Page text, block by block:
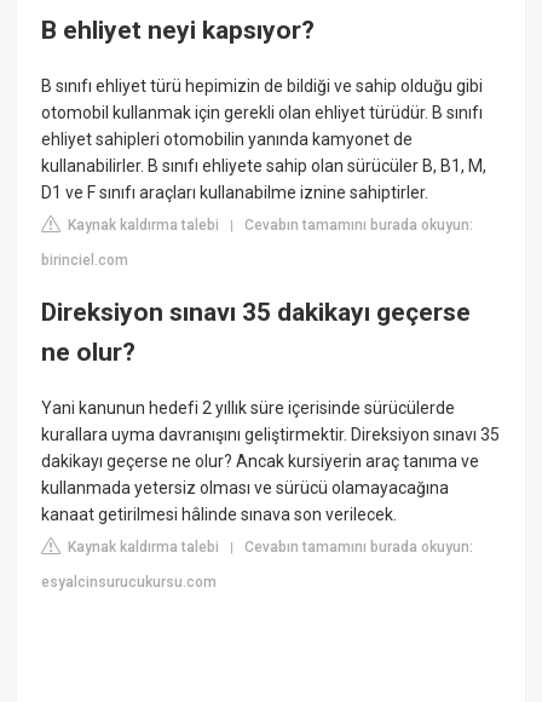
B ehliyet neyi kapsıyor?
B sınıfı ehliyet türü hepimizin de bildiği ve sahip olduğu gibi
otomobil kullanmak için gerekli olan ehliyet türüdür. B sınıfı
ehliyet sahipleri otomobilin yanında kamyonet de
kullanabilirler. B sınıfı ehliyete sahip olan sürücüler B, B1, M,
D1 ve F sınıfı araçları kullanabilme iznine sahiptirler.
Kaynak kaldırma talebi |Cevabın tamamını burada okuyun:
birinciel.com
Direksiyon sınavı 35 dakikayı geçerse
ne olur?
Yani kanunun hedefi 2 yıllık süre içerisinde sürücülerde
kurallara uyma davranışını geliştirmektir. Direksiyon sınavı 35
dakikayı geçerse ne olur? Ancak kursiyerin araç tanıma ve
kullanmada yetersiz olması ve sürücü olamayacağına
kanaat getirilmesi hâlinde sınava son verilecek.
Kaynak kaldırma talebi |Cevabın tamamını burada okuyun:
esyalcinsurucukursu.com